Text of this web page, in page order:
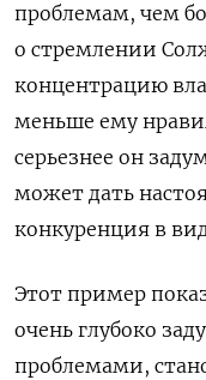
проблемам, чем
о стремлении
концентрацию
меньше ему
серьезнее он
может дать
конкуренция в
Этот пример
очень глубоко
проблемами,